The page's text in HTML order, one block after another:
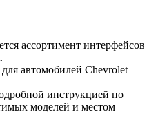
ассортимент интерфейсов
автомобилей Chevrolet
инструкцией по
моделей и местом